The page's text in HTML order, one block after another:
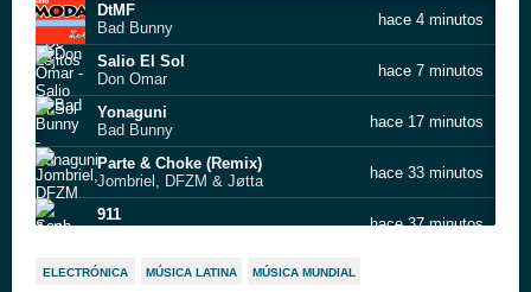
DtMF
Bad Bunny
hace 4 minutos
Salio El Sol
Don Omar
hace 7 minutos
Yonaguni
Bad Bunny
hace 17 minutos
Parte & Choke (Remix)
Jombriel, DFZM & Jøtta
hace 33 minutos
911
hace 37 minutos
Cuando no era cantante
ELECTRÓNICA MÚSICA LATINA MÚSICA MUNDIAL